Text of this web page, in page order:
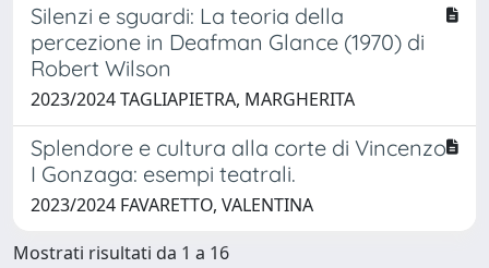
Silenzi e sguardi: La teoria della
percezione in Deafman Glance (1970) di
Robert Wilson
2023/2024 TAGLIAPIETRA, MARGHERITA
Splendore e cultura alla corte di Vincenzo
I Gonzaga: esempi teatrali.
2023/2024 FAVARETTO, VALENTINA
Mostrati risultati da 1 a 16